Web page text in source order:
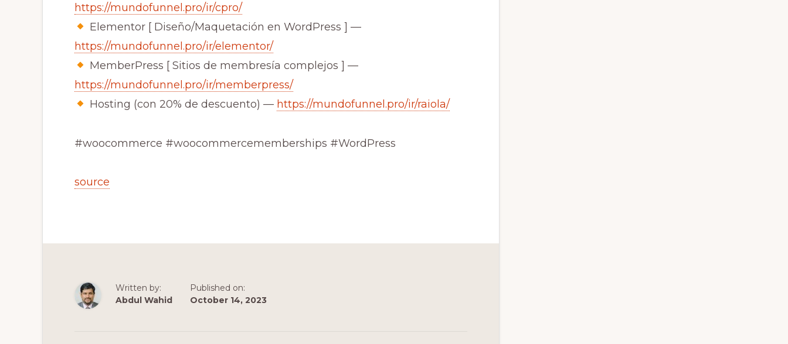
https://mundofunnel.pro/ir/cpro/
Elementor [ Diseño/Maquetación en WordPress ] —
https://mundofunnel.pro/ir/elementor/
MemberPress [ Sitios de membresía complejos ] —
https://mundofunnel.pro/ir/memberpress/
Hosting (con 20% de descuento) — https://mundofunnel.pro/ir/raiola/
#woocommerce #woocommercememberships #WordPress
source
Written by:
Abdul Wahid
Published on:
October 14, 2023